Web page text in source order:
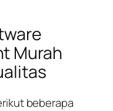
Murah
beberapa